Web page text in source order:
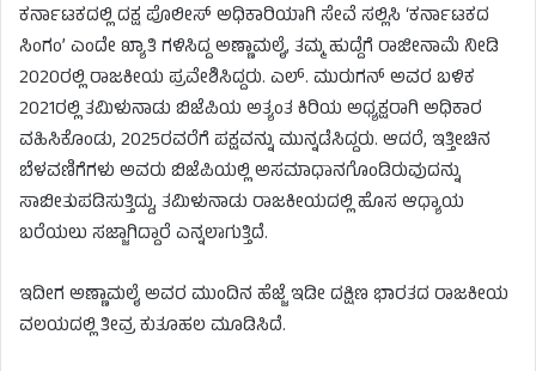
ಕರ್ನಾಟಕದಲ್ಲಿ ದಕ್ಷ ಪೊಲೀಸ್ ಅಧಿಕಾರಿಯಾಗಿ ಸೇವೆ ಸಲ್ಲಿಸಿ ‘ಕರ್ನಾಟಕದ
ಸಿಂಗಂ’ ಎಂದೇ ಖ್ಯಾತಿ ಗಳಿಸಿದ್ದ ಅಣ್ಣಾಮಲೈ, ತಮ್ಮ ಹುದ್ದೆಗೆ ರಾಜೀನಾಮೆ ನೀಡಿ
2020ರಲ್ಲಿ ರಾಜಕೀಯ ಪ್ರವೇಶಿಸಿದ್ದರು. ಎಲ್. ಮುರುಗನ್ ಅವರ ಬಳಿಕ
2021ರಲ್ಲಿ ತಮಿಳುನಾಡು ಬಿಜೆಪಿಯ ಅತ್ಯಂತ ಕಿರಿಯ ಅಧ್ಯಕ್ಷರಾಗಿ ಅಧಿಕಾರ
ವಹಿಸಿಕೊಂಡು, 2025ರವರೆಗೆ ಪಕ್ಷವನ್ನು ಮುನ್ನಡೆಸಿದ್ದರು. ಆದರೆ, ಇತ್ತೀಚಿನ
ಬೆಳವಣಿಗೆಗಳು ಅವರು ಬಿಜೆಪಿಯಲ್ಲಿ ಅಸಮಾಧಾನಗೊಂಡಿರುವುದನ್ನು
ಸಾಬೀತುಪಡಿಸುತ್ತಿದ್ದು, ತಮಿಳುನಾಡು ರಾಜಕೀಯದಲ್ಲಿ ಹೊಸ ಆಧ್ಯಾಯ
ಬರೆಯಲು ಸಜ್ಜಾಗಿದ್ದಾರೆ ಎನ್ನಲಾಗುತ್ತಿದೆ.
ಇದೀಗ ಅಣ್ಣಾಮಲೈ ಅವರ ಮುಂದಿನ ಹೆಜ್ಜೆ ಇಡೀ ದಕ್ಷಿಣ ಭಾರತದ ರಾಜಕೀಯ
ವಲಯದಲ್ಲಿ ತೀವ್ರ ಕುತೂಹಲ ಮೂಡಿಸಿದೆ.